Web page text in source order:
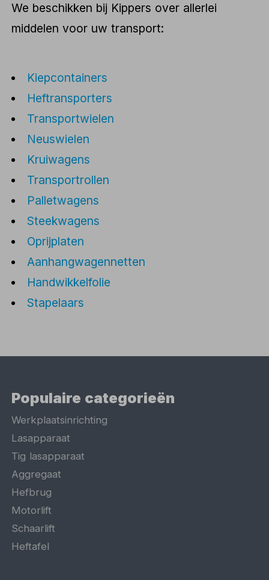
We beschikken bij Kippers over allerlei
middelen voor uw transport:
Kiepcontainers
Heftransporters
Transportwielen
Neuswielen
Kruiwagens
Transportrollen
Palletwagens
Steekwagens
Oprijplaten
Aanhangwagennetten
Handwikkelfolie
Stapelaars
Populaire categorieën
Werkplaatsinrichting
Lasapparaat
Tig lasapparaat
Aggregaat
Hefbrug
Motorlift
Schaarlift
Heftafel